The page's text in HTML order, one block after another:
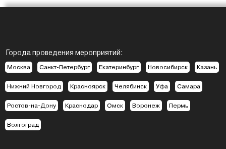
Города проведения мероприятий:
Москва Санкт-Петербург Екатеринбург Новосибирск Казань
Нижний Новгород Красноярск Челябинск Уфа Самара
Ростов-на-Дону Краснодар Омск Воронеж Пермь
Волгоград